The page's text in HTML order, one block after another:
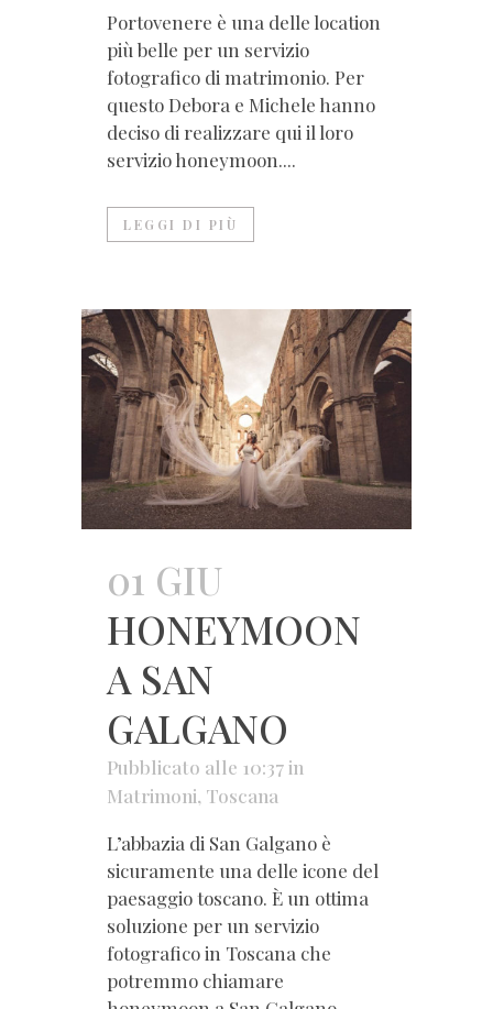
Portovenere è una delle location
più belle per un servizio
fotografico di matrimonio. Per
questo Debora e Michele hanno
deciso di realizzare qui il loro
servizio honeymoon....
LEGGI DI PIÙ
01 GIU
HONEYMOON
A SAN
GALGANO
Pubblicato alle 10:37in
Matrimoni, Toscana
L’abbazia di San Galgano è
sicuramente una delle icone del
paesaggio toscano. È un ottima
soluzione per un servizio
fotografico in Toscana che
potremmo chiamare